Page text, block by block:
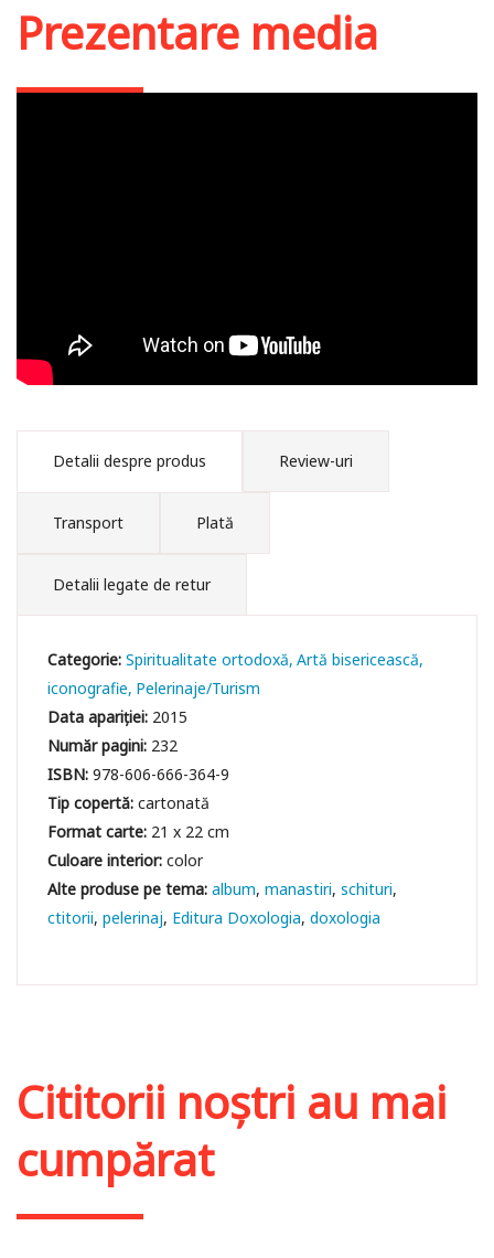
Prezentare media
Detalii despre produs Review-uri
Transport Plată
Detalii legate de retur
Categorie:Spiritualitate ortodoxă Artă bisericească,
iconografie Pelerinaje/Turism
Data apariției: 2015
Număr pagini: 232
ISBN:978-606-666-364-9
Tip copertă:cartonată
Format carte: 21 x 22 cm
Culoare interior:color
album manastiri schituri
ctitorii pelerinaj Editura Doxologia doxologia
Cititorii noștri au mai
cumpărat